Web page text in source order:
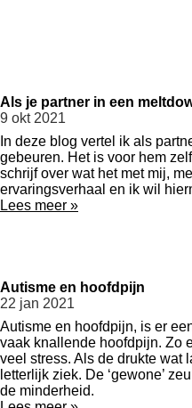
Als je partner in een
9 okt 2021
In deze blog vertel ik als
gebeuren. Het is voor hem
schrijf over wat het met mij,
ervaringsverhaal en ik wil
Lees meer »
Autisme en hoofdpijn
22 jan 2021
Autisme en hoofdpijn, is er
vaak knallende hoofdpijn. Zo
veel stress. Als de drukte wat
letterlijk ziek. De ‘gewone’
de minderheid.